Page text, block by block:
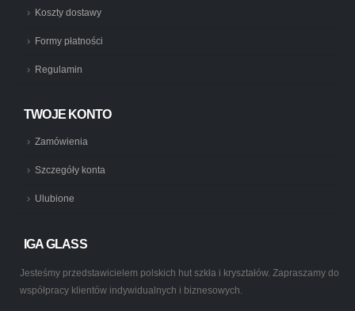
Koszty dostawy
Formy płatności
Regulamin
TWOJE KONTO
Zamówienia
Szczegóły konta
Ulubione
IGA GLASS
Jesteśmy przedstawicielem polskich hut szkła i kryształów. Zapraszamy do
współpracy klientów indywidualnych i biznesowych.